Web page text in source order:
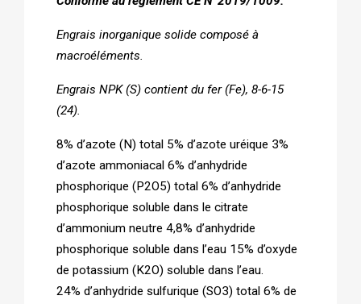
Engrais inorganique solide composé à
macroéléments.
Engrais NPK (S) contient du fer (Fe), 8-6-15
(24).
8% d’azote (N) total 5% d’azote uréique 3%
d’azote ammoniacal 6% d’anhydride
phosphorique (P2O5) total 6% d’anhydride
phosphorique soluble dans le citrate
d’ammonium neutre 4,8% d’anhydride
phosphorique soluble dans l’eau 15% d’oxyde
de potassium (K2O) soluble dans l’eau.
24% d’anhydride sulfurique (SO3) total 6% de